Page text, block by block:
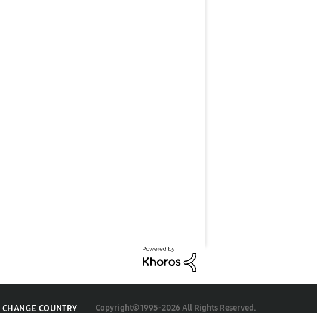
CHANGE COUNTRY
Copyright© 1995-2026 All Rights Reserved.